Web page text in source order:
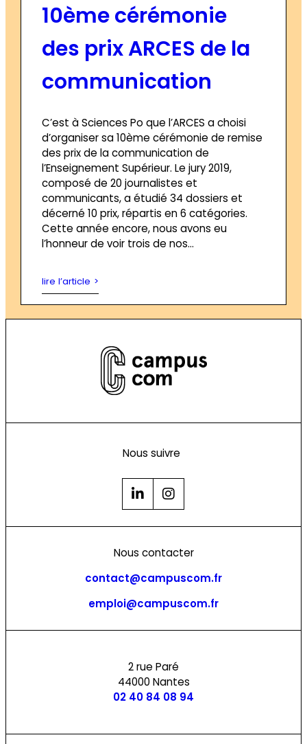
10ème cérémonie
des prix ARCES de la
communication
C’est à Sciences Po que l’ARCES a choisi
d’organiser sa 10ème cérémonie de remise
des prix de la communication de
l’Enseignement Supérieur. Le jury 2019,
composé de 20 journalistes et
communicants, a étudié 34 dossiers et
décerné 10 prix, répartis en 6 catégories.
Cette année encore, nous avons eu
l’honneur de voir trois de nos…
lire l’article
Nous suivre
Nous contacter
contact@campuscom.fr
emploi@campuscom.fr
2 rue Paré
44000 Nantes
02 40 84 08 94